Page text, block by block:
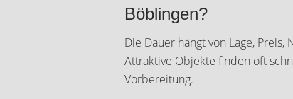
Böblingen?
Die Dauer hängt von Lage,
Attraktive Objekte finden oft
Vorbereitung.